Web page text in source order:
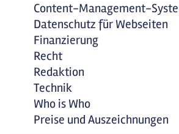
Content-Management-
Datenschutz für Webseiten
Finanzierung
Recht
Redaktion
Technik
Who is Who
Preise und Auszeichnungen